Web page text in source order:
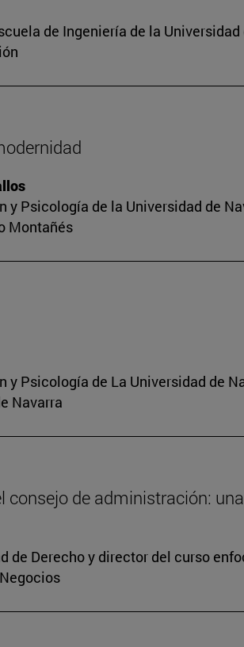
de Ingeniería de la Universidad
y Psicología de la Universidad de
Montañés
y Psicología de La Universidad de
Navarra
consejo de administración:
de Derecho y director del curso